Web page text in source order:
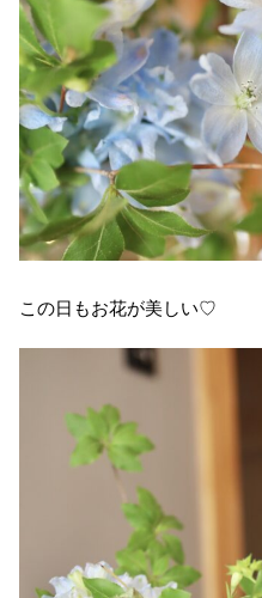
この日もお花が美しい♡